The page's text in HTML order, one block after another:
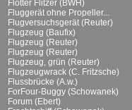
Flotter Flitzer (BWH)
Fluggerät ohne Propeller...
Flugversuchsgerät (Reuter)
Flugzeug (Baufix)
Flugzeug (Reuter)
Flugzeug (Reuter)
Flugzeug, grün (Reuter)
Flugzeugwrack (C. Fritzsche)
Flussbrücke (A.w.)
ForFour-Buggy (Schowanek)
Forum (Ebert)